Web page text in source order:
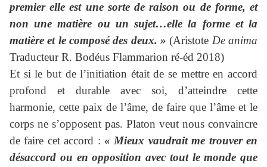
premier elle est une sorte de raison ou de forme, et
non une matière ou un sujet…elle la forme et la
matière et le composé des deux. » (Aristote De anima
Traducteur R. Bodéus Flammarion ré-éd 2018)
Et si le but de l’initiation était de se mettre en accord
profond et durable avec soi, d’atteindre cette
harmonie, cette paix de l’âme, de faire que l’âme et le
corps ne s’opposent pas. Platon veut nous convaincre
de faire cet accord : « Mieux vaudrait me trouver en
désaccord ou en opposition avec tout le monde que